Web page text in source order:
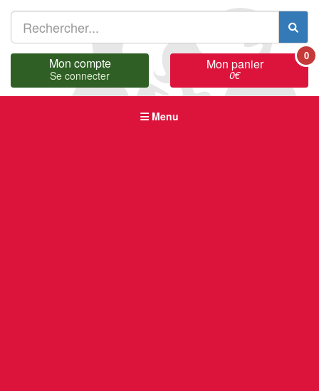
Mon compte
Se connecter
Mon panier
0€
0
Menu